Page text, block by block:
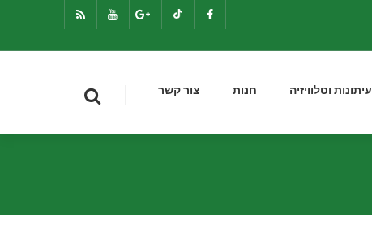
עיתונות וטלוויזיה חנות צור קשר